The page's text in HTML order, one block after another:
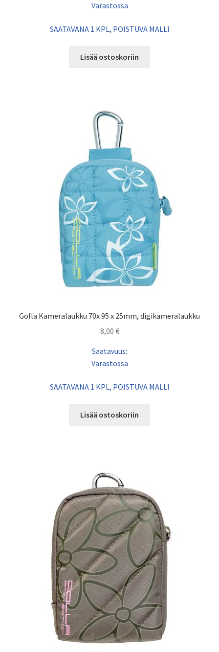
Varastossa
SAATAVANA 1 KPL, POISTUVA MALLI
Lisää ostoskoriin
Golla Kameralaukku 70x 95 x 25mm, digikameralaukku
8,00 €
Saatavuus:
Varastossa
SAATAVANA 1 KPL, POISTUVA MALLI
Lisää ostoskoriin